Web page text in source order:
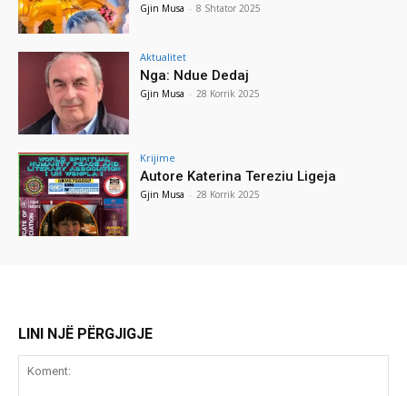
Gjin Musa - 8 Shtator 2025
Aktualitet
Nga: Ndue Dedaj
Gjin Musa - 28 Korrik 2025
Krijime
Autore Katerina Tereziu Ligeja
Gjin Musa - 28 Korrik 2025
LINI NJË PËRGJIGJE